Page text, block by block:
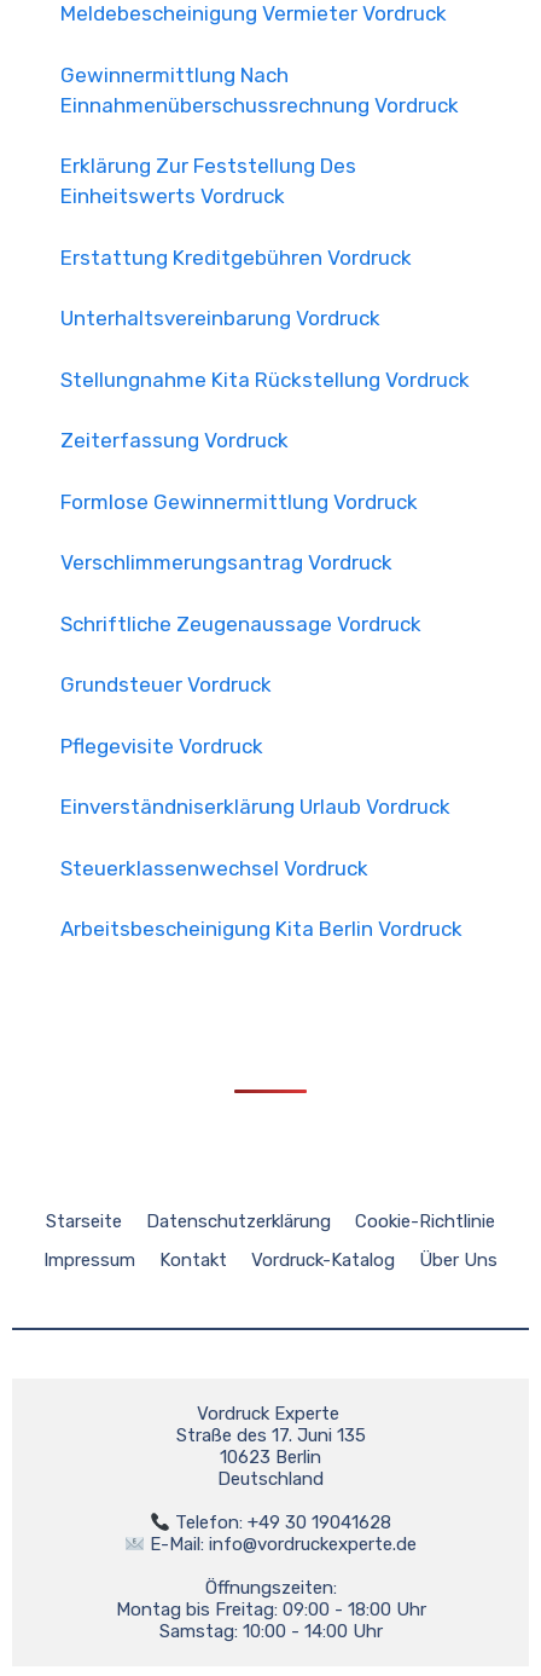
Meldebescheinigung Vermieter Vordruck
Gewinnermittlung Nach
Einnahmenüberschussrechnung Vordruck
Erklärung Zur Feststellung Des
Einheitswerts Vordruck
Erstattung Kreditgebühren Vordruck
Unterhaltsvereinbarung Vordruck
Stellungnahme Kita Rückstellung Vordruck
Zeiterfassung Vordruck
Formlose Gewinnermittlung Vordruck
Verschlimmerungsantrag Vordruck
Schriftliche Zeugenaussage Vordruck
Grundsteuer Vordruck
Pflegevisite Vordruck
Einverständniserklärung Urlaub Vordruck
Steuerklassenwechsel Vordruck
Arbeitsbescheinigung Kita Berlin Vordruck
Starseite Datenschutzerklärung
Cookie-Richtlinie
Impressum
Kontakt Vordruck-Katalog Über Uns
Vordruck Experte
Straße des 17. Juni 135
10623 Berlin
Deutschland
E-Mail: info@vordruckexperte.de
Öffnungszeiten:
Montag bis Freitag: 09:00 - 18:00 Uhr
Samstag: 10:00 - 14:00 Uhr